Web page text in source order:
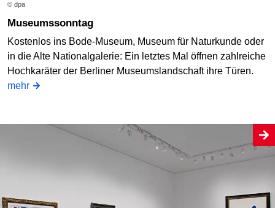
© dpa
Museumssonntag
Kostenlos ins Bode-Museum, Museum für Naturkunde oder
in die Alte Nationalgalerie: Ein letztes Mal öffnen zahlreiche
Hochkaräter der Berliner Museumslandschaft ihre Türen.
mehr